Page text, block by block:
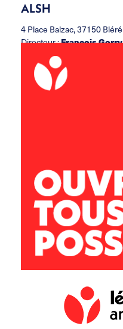
ALSH
4 Place Balzac, 37150 Bléré
Directeur :François Gorry
ccbvc.alsh@leolagrange.org
02.47.30.37.06
06.11.33.47.85
07.77.49.12.09